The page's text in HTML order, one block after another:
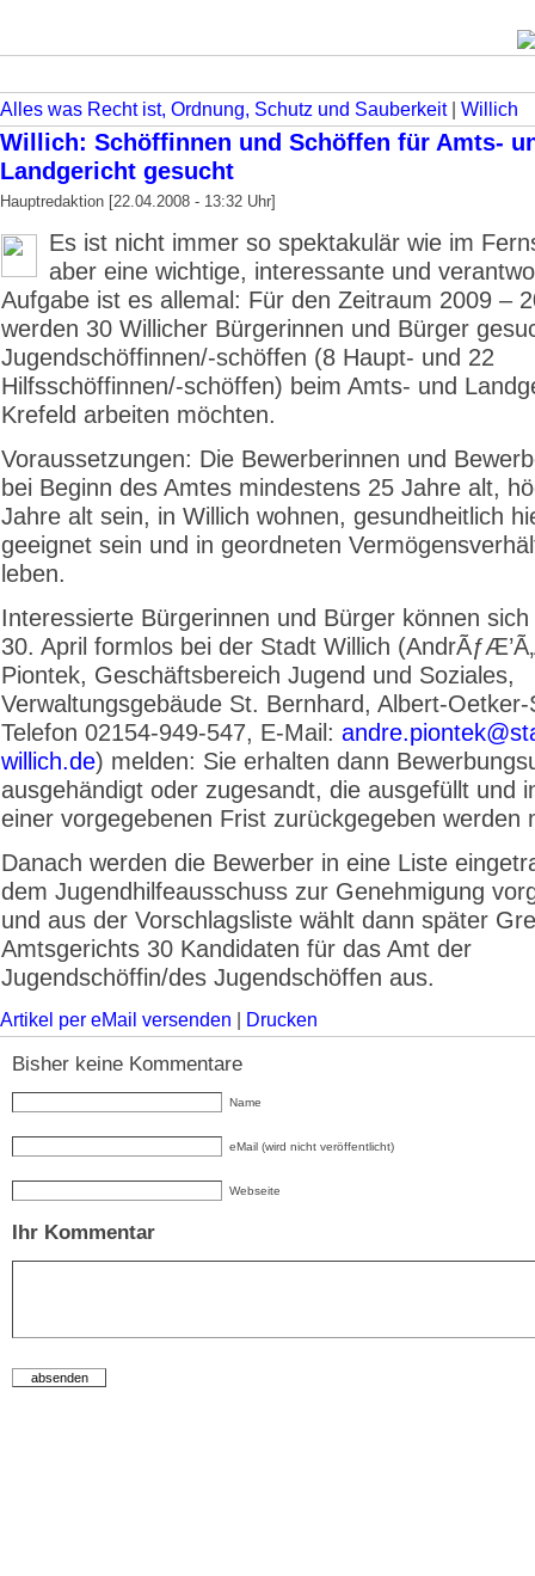
Alles was Recht ist, Ordnung, Schutz und Sauberkeit| Willich
Willich: Schöffinnen und Schöffen für Amts-
Landgericht gesucht
Hauptredaktion [22.04.2008 - 13:32 Uhr]
Es ist nicht immer so spektakulär wie im
aber eine wichtige, interessante und
Aufgabe ist es allemal: Für den Zeitraum 2009 –
werden 30 Willicher Bürgerinnen und Bürger
Jugendschöffinnen/-schöffen (8 Haupt- und 22
Hilfsschöffinnen/-schöffen) beim Amts- und
Krefeld arbeiten möchten.
Voraussetzungen: Die Bewerberinnen und
bei Beginn des Amtes mindestens 25 Jahre alt,
Jahre alt sein, in Willich wohnen, gesundheitlich
geeignet sein und in geordneten
leben.
Interessierte Bürgerinnen und Bürger können
30. April formlos bei der Stadt Willich
Piontek, Geschäftsbereich Jugend und Soziales,
Verwaltungsge­bäude St. Bernhard, Albert-
Telefon 02154-949-547, E-Mail:
willich.de) melden: Sie erhalten dann
ausgehändigt oder zugesandt, die ausgefüllt und
einer vorgegebenen Frist zurückgegeben werden
Danach werden die Bewerber in eine Liste
dem Jugendhilfeausschuss zur Genehmigung
und aus der Vorschlagsliste wählt dann später
Amtsgerichts 30 Kandidaten für das Amt der
Jugendschöffin/des Jugendschöffen aus.
Artikel per eMail versenden Drucken
Bisher keine Kommentare
Name
eMail (wird nicht veröffentlicht)
Webseite
Ihr Kommentar